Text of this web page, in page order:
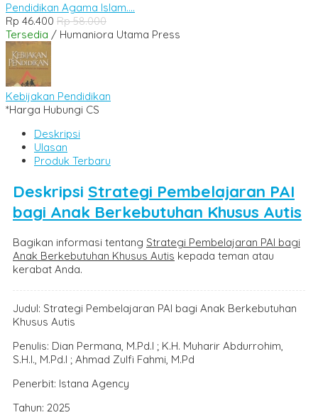
Pendidikan Agama Islam....
Rp 46.400 Rp 58.000
Tersedia / Humaniora Utama Press
Kebijakan Pendidikan
*Harga Hubungi CS
Deskripsi
Ulasan
Produk Terbaru
Deskripsi Strategi Pembelajaran PAI
bagi Anak Berkebutuhan Khusus Autis
Bagikan informasi tentang Strategi Pembelajaran PAI bagi
Anak Berkebutuhan Khusus Autis kepada teman atau
kerabat Anda.
Judul: Strategi Pembelajaran PAI bagi Anak Berkebutuhan
Khusus Autis
Penulis: Dian Permana, M.Pd.I ; K.H. Muharir Abdurrohim,
S.H.I., M.Pd.I ; Ahmad Zulfi Fahmi, M.Pd
Penerbit: Istana Agency
Tahun: 2025